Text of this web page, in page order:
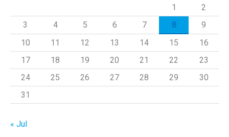
1
2
3
4 5 6 7 8
9
10
11 12 13 14 15
16
17
18 19 20 21 22
23
24
25 26 27 28 29
30
31
« Jul